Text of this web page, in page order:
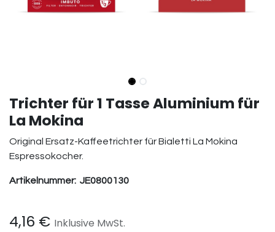
Trichter für 1 Tasse Aluminium für
La Mokina
Original Ersatz-Kaffeetrichter für Bialetti La Mokina
Espressokocher.
Artikelnummer: JE0800130
4,16 € Inklusive MwSt.